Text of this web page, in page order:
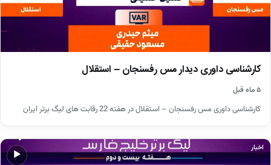
کارشناسی داوری دیدار مس رفسنجان – استقلال
۵ ماه قبل
کارشناسی داوری مس رفسنجان – استقلال در هفته 22 رقابت های لیگ برتر ایران
▶
اخبار